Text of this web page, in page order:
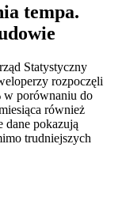
tempa.
Statystyczny
rozpoczęli
w porównaniu do
również
pokazują
trudniejszych